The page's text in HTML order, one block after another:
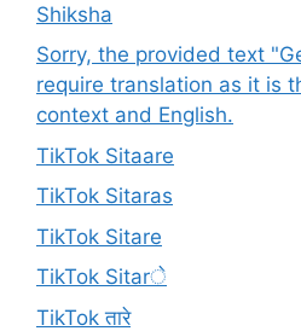
Shiksha
Sorry, the provided text
require translation as it is
context and English.
TikTok Sitaare
TikTok Sitaras
TikTok Sitare
TikTok Sitarे
TikTok तारे